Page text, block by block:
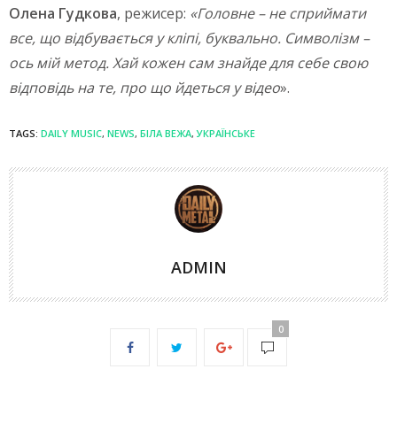
Олена Гудкова, режисер: «Головне – не сприймати
все, що відбувається у кліпі, буквально. Символізм –
ось мій метод. Хай кожен сам знайде для себе свою
відповідь на те, про що йдеться у відео».
TAGS: DAILY MUSIC, NEWS, БІЛА ВЕЖА,УКРАЇНСЬКЕ
ADMIN
0